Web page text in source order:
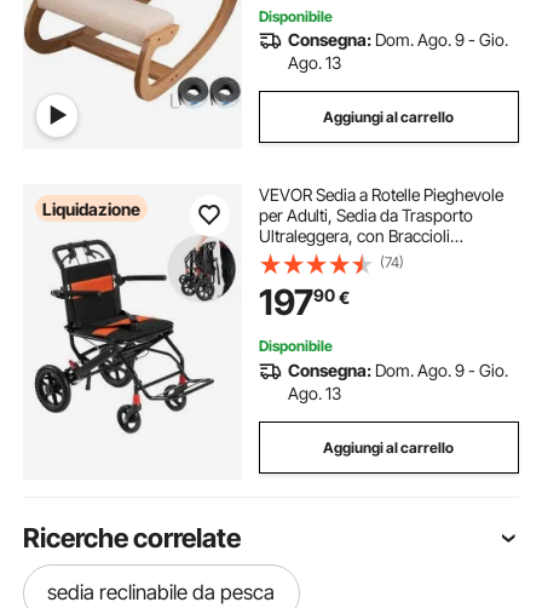
Disponibile
Consegna: Dom. Ago. 9 - Gio.
Ago. 13
Aggiungi al carrello
Liquidazione
VEVOR Sedia a Rotelle Pieghevole
per Adulti, Sedia da Trasporto
Ultraleggera, con Braccioli
Ribaltabili Lunghi Quanto Una
Scrivania, Freno Autobloccante,
Sedile Largo 45,72 cm Capacità di
Peso 100 kg
(74)
19790€
Disponibile
Consegna: Dom. Ago. 9 - Gio.
Ago. 13
Aggiungi al carrello
Ricerche correlate
sedia reclinabile da pesca